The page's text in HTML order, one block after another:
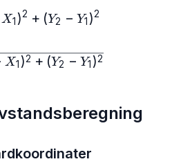
d^2=(X₂-X₁)^2+(Y₂-Y₁)^2
X1 )2 + (Y2 − Y1 )2
d=\sqrt{(X₂-X₁)^2+(Y₂-
X1 )2 + (Y2 − Y1 )2